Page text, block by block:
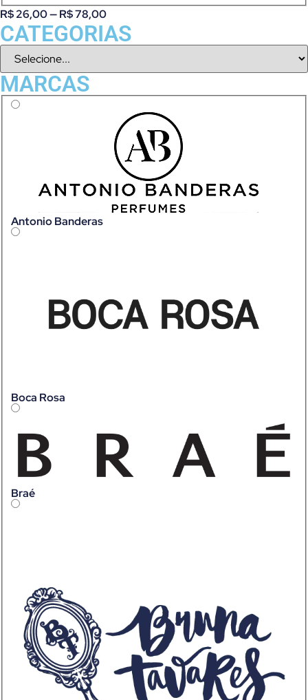
R$26,00—R$78,00
CATEGORIAS
MARCAS
Antonio Banderas
Boca Rosa
Braé